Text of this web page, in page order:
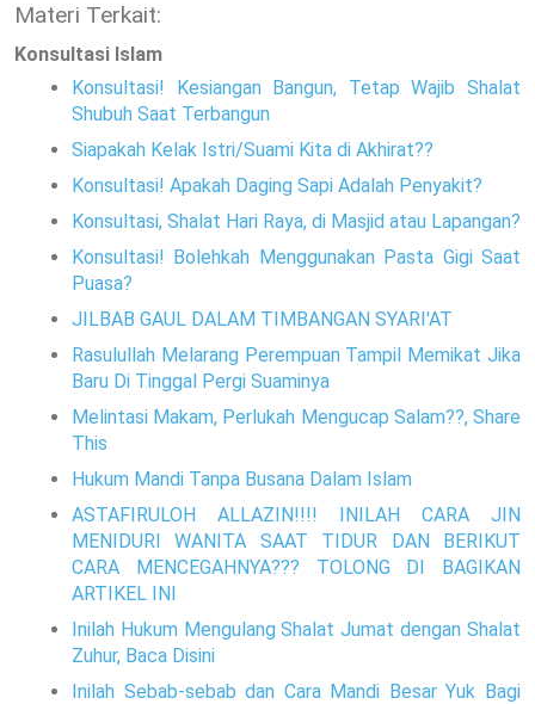
Materi Terkait:
Konsultasi Islam
Konsultasi! Kesiangan Bangun, Tetap Wajib Shalat
Shubuh Saat Terbangun
Siapakah Kelak Istri/Suami Kita di Akhirat??
Konsultasi! Apakah Daging Sapi Adalah Penyakit?
Konsultasi, Shalat Hari Raya, di Masjid atau Lapangan?
Konsultasi! Bolehkah Menggunakan Pasta Gigi Saat
Puasa?
JILBAB GAUL DALAM TIMBANGAN SYARI'AT
Rasulullah Melarang Perempuan Tampil Memikat Jika
Baru Di Tinggal Pergi Suaminya
Melintasi Makam, Perlukah Mengucap Salam??, Share
This
Hukum Mandi Tanpa Busana Dalam Islam
ASTAFIRULOH ALLAZIN!!!! INILAH CARA JIN
MENIDURI WANITA SAAT TIDUR DAN BERIKUT
CARA MENCEGAHNYA??? TOLONG DI BAGIKAN
ARTIKEL INI
Inilah Hukum Mengulang Shalat Jumat dengan Shalat
Zuhur, Baca Disini
Inilah Sebab-sebab dan Cara Mandi Besar Yuk Bagi